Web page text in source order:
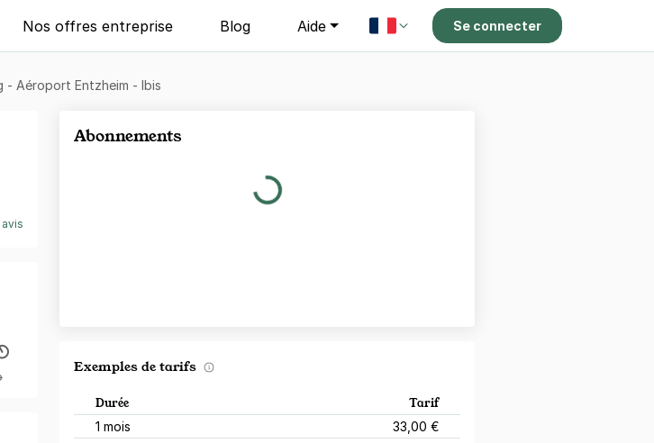
Nos offres entreprise Blog Aide Se connecter
- Aéroport Entzheim - Ibis
avis
Abonnements
Exemples de tarifs
Durée
Tarif
1 mois
33,00 €